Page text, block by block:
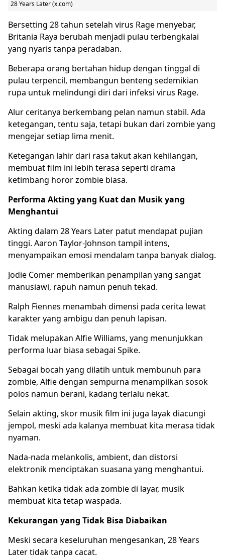
28 Years Later (x.com)
Bersetting 28 tahun setelah virus Rage menyebar,
Britania Raya berubah menjadi pulau terbengkalai
yang nyaris tanpa peradaban.
Beberapa orang bertahan hidup dengan tinggal di
pulau terpencil, membangun benteng sedemikian
rupa untuk melindungi diri dari infeksi virus Rage.
Alur ceritanya berkembang pelan namun stabil. Ada
ketegangan, tentu saja, tetapi bukan dari zombie yang
mengejar setiap lima menit.
Ketegangan lahir dari rasa takut akan kehilangan,
membuat film ini lebih terasa seperti drama
ketimbang horor zombie biasa.
Performa Akting yang Kuat dan Musik yang
Menghantui
Akting dalam 28 Years Later patut mendapat pujian
tinggi. Aaron Taylor-Johnson tampil intens,
menyampaikan emosi mendalam tanpa banyak dialog.
Jodie Comer memberikan penampilan yang sangat
manusiawi, rapuh namun penuh tekad.
Ralph Fiennes menambah dimensi pada cerita lewat
karakter yang ambigu dan penuh lapisan.
Tidak melupakan Alfie Williams, yang menunjukkan
performa luar biasa sebagai Spike.
Sebagai bocah yang dilatih untuk membunuh para
zombie, Alfie dengan sempurna menampilkan sosok
polos namun berani, kadang terlalu nekat.
Selain akting, skor musik film ini juga layak diacungi
jempol, meski ada kalanya membuat kita merasa tidak
nyaman.
Nada-nada melankolis, ambient, dan distorsi
elektronik menciptakan suasana yang menghantui.
Bahkan ketika tidak ada zombie di layar, musik
membuat kita tetap waspada.
Kekurangan yang Tidak Bisa Diabaikan
Meski secara keseluruhan mengesankan, 28 Years
Later tidak tanpa cacat.